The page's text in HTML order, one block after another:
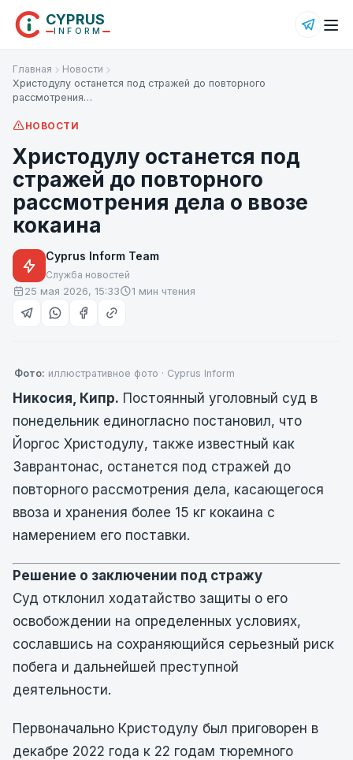
CYPRUS
INFORM
Главная
Новости
Христодулу останется под стражей до повторного
рассмотрения…
НОВОСТИ
Христодулу останется под
стражей до повторного
рассмотрения дела о ввозе
кокаина
Cyprus Inform Team
Служба новостей
25 мая 2026, 15:33 1 мин чтения
Фото: иллюстративное фото · Cyprus Inform
Никосия, Кипр. Постоянный уголовный суд в
понедельник единогласно постановил, что
Йоргос Христодулу, также известный как
Заврантонас, останется под стражей до
повторного рассмотрения дела, касающегося
ввоза и хранения более 15 кг кокаина с
намерением его поставки.
Решение о заключении под стражу
Суд отклонил ходатайство защиты о его
освобождении на определенных условиях,
сославшись на сохраняющийся серьезный риск
побега и дальнейшей преступной
деятельности.
Первоначально Кристодулу был приговорен в
декабре 2022 года к 22 годам тюремного